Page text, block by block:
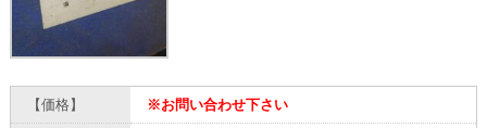
【価格】 ※お問い合わせ下さい